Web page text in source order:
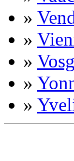
»
»
»
»
»